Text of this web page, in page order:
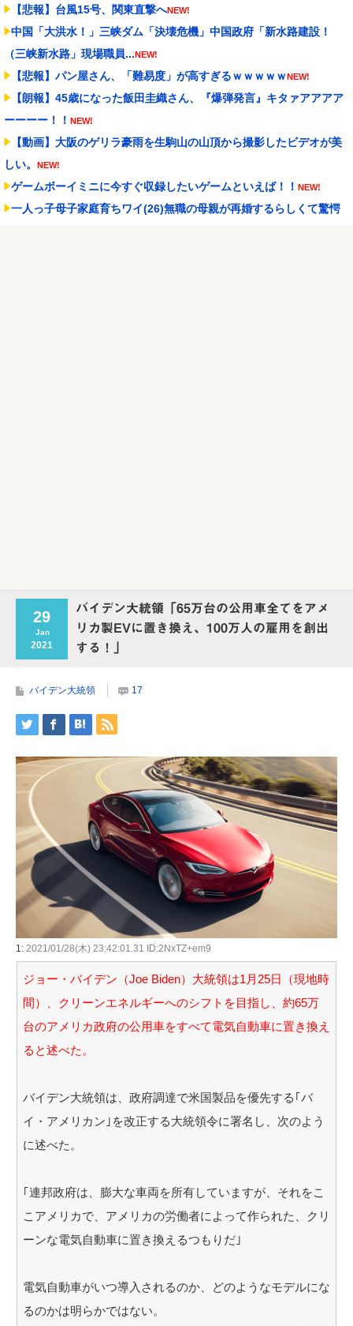
【悲報】台風15号、関東直撃へNEW!
中国「大洪水！」三峡ダム「決壊危機」中国政府「新水路建設！
（三峡新水路」現場職員...NEW!
【悲報】パン屋さん、「難易度」が高すぎるｗｗｗｗｗNEW!
【朗報】45歳になった飯田圭織さん、『爆弾発言』キタァアアアア
ーーーー！！ NEW!
【動画】大阪のゲリラ豪雨を生駒山の山頂から撮影したビデオが美
しい。
NEW!
ゲームボーイミニに今すぐ収録したいゲームといえば！！ NEW!
一人っ子母子家庭育ちワイ(26)無職の母親が再婚するらしくて驚愕
29
Jan
2021
バイデン大統領「65万台の公用車全てをアメ
リカ製EVに置き換え、100万人の雇用を創出
する！」
バイデン大統領 17
1: 2021/01/28(木) 23:42:01.31 ID:2NxTZ+em9
ジョー・バイデン（Joe Biden）大統領は1月25日（現地時
間）、クリーンエネルギーへのシフトを目指し、約65万
台のアメリカ政府の公用車をすべて電気自動車に置き換え
ると述べた。
バイデン大統領は、政府調達で米国製品を優先する｢バ
イ・アメリカン｣を改正する大統領令に署名し、次のよう
に述べた。
｢連邦政府は、膨大な車両を所有していますが、それをこ
こアメリカで、アメリカの労働者によって作られた、クリ
ーンな電気自動車に置き換えるつもりだ｣
電気自動車がいつ導入されるのか、どのようなモデルにな
るのかは明らかではない。